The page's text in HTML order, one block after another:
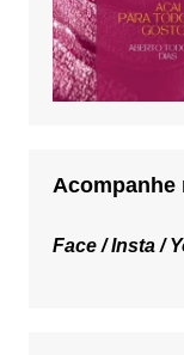
Acompanhe
Face /Insta /